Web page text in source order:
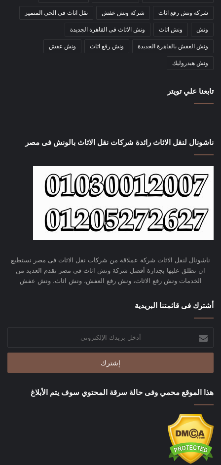
شركة ونش رفع اثاث شركة ونش عفش نقل اثاث فى الحي المتميز
ونش ونش اثاث ونش الاثاث فى القاهرة الجديدة
ونش العفش بالقاهرة الجديدة ونش رفع اثاث ونش عفش
ونش هيدروليك
تابعنا علي تويتر
ناشونال لنقل الاثاث رائدة شركات نقل الاثاث بالونش فى مصر
ناشونال لنقل الاثاث شركة عملاقة من شركات نقل الاثاث فى مصر نستطيع
ان نطلق عليها بجدارة أفضل شركة ونش اثاث فى مصر تقدم العديد من
الخدمات ونش رفع الاثاث، ونش رفع العفش، ونش اثاث، ونش عفش
أشترك فى قائمتنا البريدية
بريدك
الإلكتروني
هذا الموقع محمي وفى حالة سرقة المحتوي سوف يتم الأبلاغ